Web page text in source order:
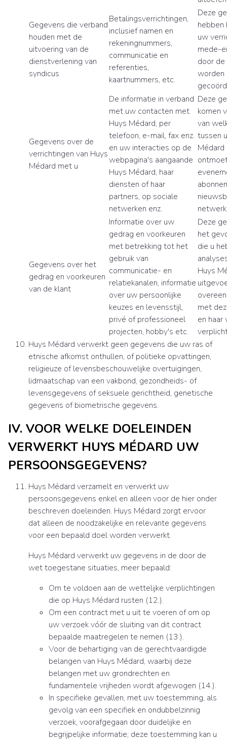
Gegevens die verband
houden met de
uitvoering van de
dienstverlening van
syndicus
Betalingsverrichtingen,
inclusief namen en
rekeningnummers,
communicatie en
referenties,
kaartnummers, etc.
Deze
hebben
uw
mede-
door
worden
Gegevens over de
verrichtingen van Huys
Médard met u
De informatie in verband
met uw contacten met
Huys Médard, per
telefoon, e-mail, fax enz.
en uw interacties op de
webpagina's aangaande
Huys Médard, haar
diensten of haar
partners, op sociale
netwerken enz.
Deze
komen
van
tussen
Médard
Gegevens over het
gedrag en voorkeuren
van de klant
Informatie over uw
gedrag en voorkeuren
met betrekking tot het
gebruik van
communicatie- en
relatiekanalen, informatie
over uw persoonlijke
keuzes en levensstijl,
privé of professioneel
projecten, hobby's etc.
Deze
het
die u
Huys
met
en
Huys Médard verwerkt geen gegevens die uw ras of
etnische afkomst onthullen, of politieke opvattingen,
religieuze of levensbeschouwelijke overtuigingen,
lidmaatschap van een vakbond, gezondheids- of
levensgegevens of seksuele gerichtheid, genetische
gegevens of biometrische gegevens.
IV. VOOR WELKE DOELEINDEN
VERWERKT HUYS MÉDARD UW
PERSOONSGEGEVENS?
Huys Médard verzamelt en verwerkt uw
persoonsgegevens enkel en alleen voor de hier onder
beschreven doeleinden. Huys Médard zorgt ervoor
dat alleen de noodzakelijke en relevante gegevens
voor een bepaald doel worden verwerkt.
Huys Médard verwerkt uw gegevens in de door de
wet toegestane situaties, meer bepaald:
Om te voldoen aan de wettelijke verplichtingen
die op Huys Médard rusten (12.).
Om een contract met u uit te voeren of om op
uw verzoek vóór de sluiting van dit contract
bepaalde maatregelen te nemen (13.).
Voor de behartiging van de gerechtvaardigde
belangen van Huys Médard, waarbij deze
belangen met uw grondrechten en
fundamentele vrijheden wordt afgewogen (14.).
In specifieke gevallen, met uw toestemming, als
gevolg van een specifiek en ondubbelzinnig
verzoek, voorafgegaan door duidelijke en
begrijpelijke informatie; deze toestemming kan u